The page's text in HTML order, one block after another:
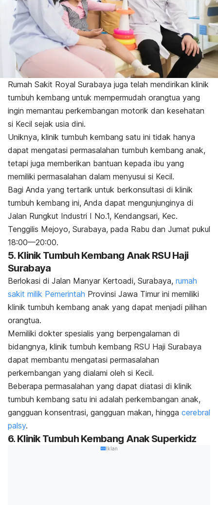
Rumah Sakit Royal Surabaya juga telah mendirikan klinik
tumbuh kembang untuk mempermudah orangtua yang
ingin memantau perkembangan motorik dan kesehatan
si Kecil sejak usia dini.
Uniknya, klinik tumbuh kembang satu ini tidak hanya
dapat mengatasi permasalahan tumbuh kembang anak,
tetapi juga memberikan bantuan kepada ibu yang
memiliki permasalahan dalam menyusui si Kecil.
Bagi Anda yang tertarik untuk berkonsultasi di klinik
tumbuh kembang ini, Anda dapat mengunjunginya di
Jalan Rungkut Industri I No.1, Kendangsari, Kec.
Tenggilis Mejoyo, Surabaya, pada Rabu dan Jumat pukul
18:00—20:00.
5. Klinik Tumbuh Kembang Anak RSU Haji
Surabaya
Berlokasi di Jalan Manyar Kertoadi, Surabaya, rumah
sakit milik Pemerintah Provinsi Jawa Timur ini memiliki
klinik tumbuh kembang anak yang dapat menjadi pilihan
orangtua.
Memiliki dokter spesialis yang berpengalaman di
bidangnya, klinik tumbuh kembang RSU Haji Surabaya
dapat membantu mengatasi permasalahan
perkembangan yang dialami oleh si Kecil.
Beberapa permasalahan yang dapat diatasi di klinik
tumbuh kembang satu ini adalah perkembangan anak,
gangguan konsentrasi, gangguan makan, hingga cerebral
palsy.
6. Klinik Tumbuh Kembang Anak Superkidz
Iklan